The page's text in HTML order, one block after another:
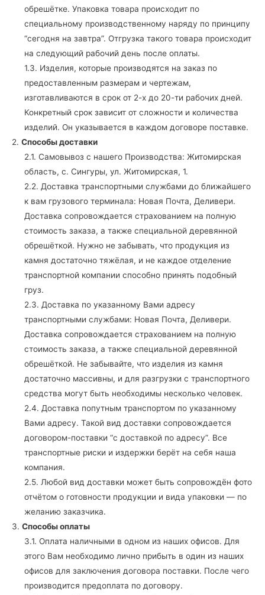
обрешётке. Упаковка товара происходит по
специальному производственному наряду по принципу
“сегодня на завтра”. Отгрузка такого товара происходит
на следующий рабочий день после оплаты.
1.3. Изделия, которые производятся на заказ по
предоставленным размерам и чертежам,
изготавливаются в срок от 2-х до 20-ти рабочих дней.
Конкретный срок зависит от сложности и количества
изделий. Он указывается в каждом договоре поставке.
2. Способы доставки
2.1. Самовывоз с нашего Производства: Житомирская
область, с. Сингуры, ул. Житомирская, 1.
2.2. Доставка транспортными службами до ближайшего
к вам грузового терминала: Новая Почта, Деливери.
Доставка сопровождается страхованием на полную
стоимость заказа, а также специальной деревянной
обрешёткой. Нужно не забывать, что продукция из
камня достаточно тяжёлая, и не каждое отделение
транспортной компании способно принять подобный
груз.
2.3. Доставка по указанному Вами адресу
транспортными службами: Новая Почта, Деливери.
Доставка сопровождается страхованием на полную
стоимость заказа, а также специальной деревянной
обрешёткой. Не забывайте, что изделия из камня
достаточно массивны, и для разгрузки с транспортного
средства могут быть необходимы несколько человек.
2.4. Доставка попутным транспортом по указанному
Вами адресу. Такой вид доставки сопровождается
договором-поставки “с доставкой по адресу”. Все
транспортные риски и издержки берёт на себя наша
компания.
2.5. Любой вид доставки может быть сопровождён фото
отчётом о готовности продукции и вида упаковки — по
желанию заказчика.
3. Способы оплаты
3.1. Оплата наличными в одном из наших офисов. Для
этого Вам необходимо лично прибыть в один из наших
офисов для заключения договора поставки. После чего
производится предоплата по договору.